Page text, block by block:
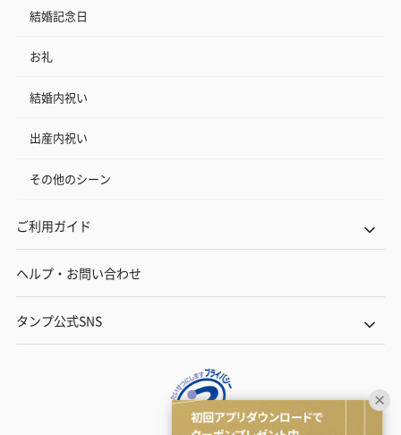
結婚記念日
お礼
結婚内祝い
出産内祝い
その他のシーン
ご利用ガイド
ヘルプ・お問い合わせ
タンプ公式SNS